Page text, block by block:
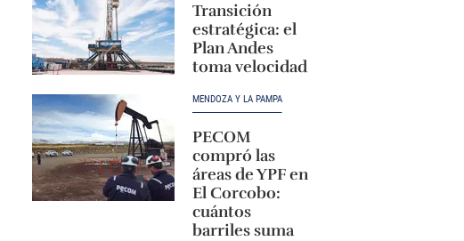
Transición
estratégica: el
Plan Andes
toma velocidad
MENDOZA Y LA PAMPA
PECOM
compró las
áreas de YPF en
El Corcobo:
cuántos
barriles suma